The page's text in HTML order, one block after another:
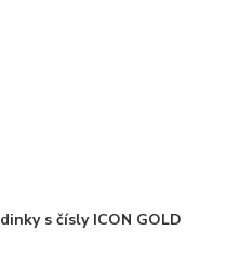
s čísly ICON GOLD